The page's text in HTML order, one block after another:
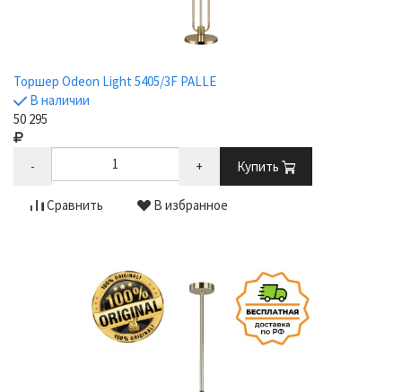
Торшер Odeon Light 5405/3F PALLE
В наличии
50 295
- + Купить
Сравнить В избранное